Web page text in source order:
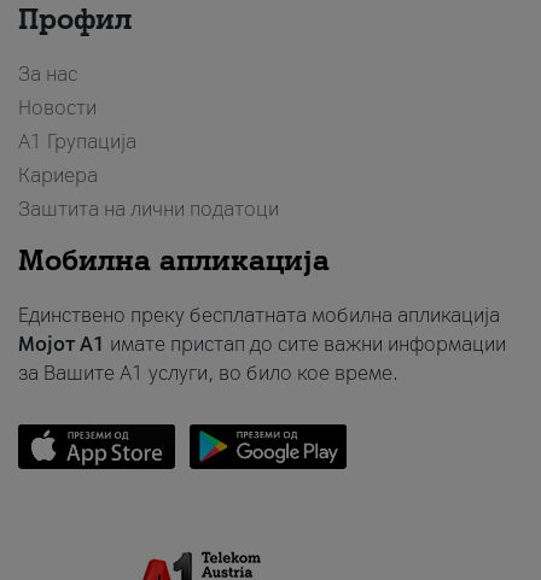
Профил
За нас
Новости
А1 Групација
Кариера
Заштита на лични податоци
Мобилна апликација
Единствено преку бесплатната мобилна апликација
Мојот A1 имате пристап до сите важни информации
за Вашите A1 услуги, во било кое време.